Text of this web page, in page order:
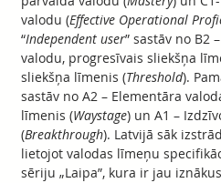
valodu (Effective Operational
“Independent user” sastāv no B2
valodu, progresīvais sliekšņa
sliekšņa līmenis (Threshold).
sastāv no A2 – Elementāra
līmenis (Waystage) un A1 –
(Breakthrough). Latvijā sāk
lietojot valodas līmeņu
sēriju „Laipa”, kura ir jau